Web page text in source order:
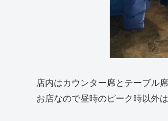
店内はカウンター席とテーブル
お店なので昼時のピーク時以外